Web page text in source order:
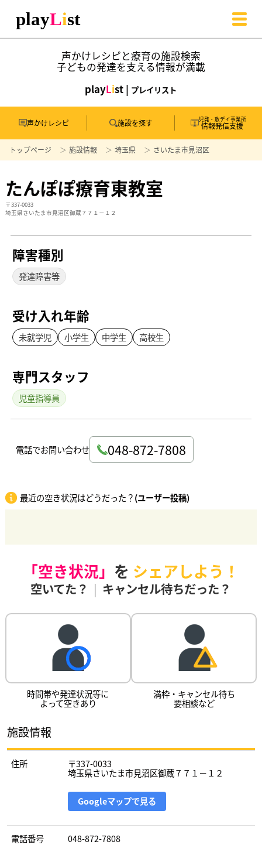
声かけレシピと療育の施設検索
子どもの発達を支える情報が満載
playList | プレイリスト
声かけレシピ 施設を探す 児発・放デイ事業所
情報発信支援
トップページ 施設情報 埼玉県 さいたま市見沼区
たんぽぽ療育東教室
〒337-0033
埼玉県さいたま市見沼区御蔵７７１－１２
障害種別
発達障害等
受け入れ年齢
未就学児 小学生 中学生 高校生
専門スタッフ
児童指導員
電話でお問い合わせ 048-872-7808
最近の空き状況はどうだった？(ユーザー投稿)
「空き状況」 を シェアしよう！
空いてた？ | キャンセル待ちだった？
時間帯や発達状況等に
よって空きあり
満枠・キャンセル待ち
要相談など
施設情報
住所 〒337-0033
埼玉県さいたま市見沼区御蔵７７１－１２
Googleマップで見る
電話番号 048-872-7808